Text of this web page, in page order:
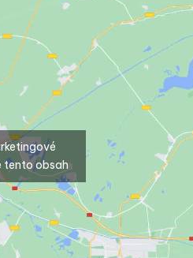
tento obsah